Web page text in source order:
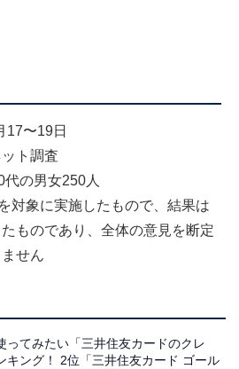
17〜19日
ト調査
の男女250人
対象に実施したもので、結果は
ものであり、全体の意見を断定
せん
ってみたい「三井住友カードのクレ
キング！ 2位「三井住友カード ゴール